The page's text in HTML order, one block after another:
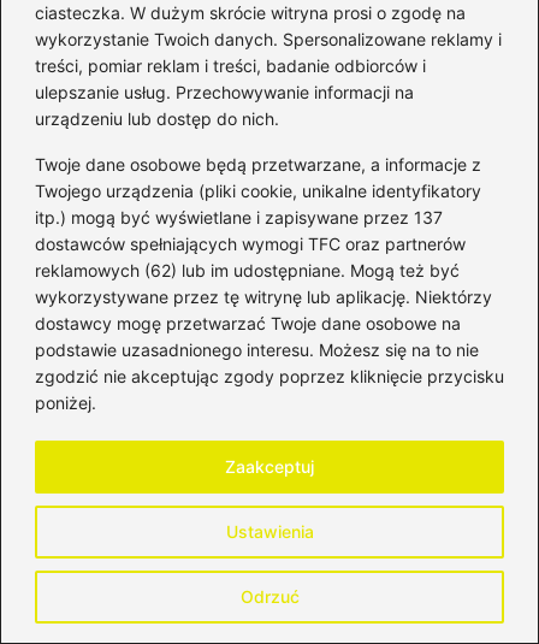
ciasteczka. W dużym skrócie witryna prosi o zgodę na
wykorzystanie Twoich danych. Spersonalizowane reklamy i
treści, pomiar reklam i treści, badanie odbiorców i
ulepszanie usług. Przechowywanie informacji na
urządzeniu lub dostęp do nich.
Twoje dane osobowe będą przetwarzane, a informacje z
Twojego urządzenia (pliki cookie, unikalne identyfikatory
itp.) mogą być wyświetlane i zapisywane przez 137
dostawców spełniających wymogi TFC oraz partnerów
reklamowych (62) lub im udostępniane. Mogą też być
wykorzystywane przez tę witrynę lub aplikację. Niektórzy
dostawcy mogę przetwarzać Twoje dane osobowe na
podstawie uzasadnionego interesu. Możesz się na to nie
zgodzić nie akceptując zgody poprzez kliknięcie przycisku
poniżej.
Ustawienia
Odrzuć
Zaakceptuj
Powiązane wpisy:
Bezproblemowe zamknięcie konta w
Pekao przez aplikację – sprawdź, jak to
zrobić krok po kroku!
Kiedy warto zwrócić uwagę na wpis do
uniknąć problemów
Czy chwilówki mają wpływ na decyzje
Getin Banku w zakresie kredytów?
Oszczędzaj na finansowaniu dzięki
kalkulatorowi kredytowemu dla firm